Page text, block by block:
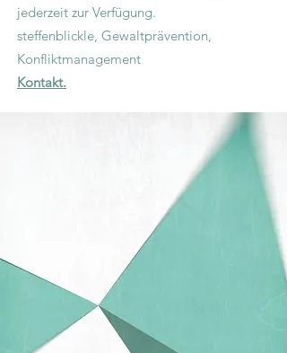
jederzeit zur Verfügung.
steffenblickle, Gewaltprävention,
Konfliktmanagement
Kontakt.